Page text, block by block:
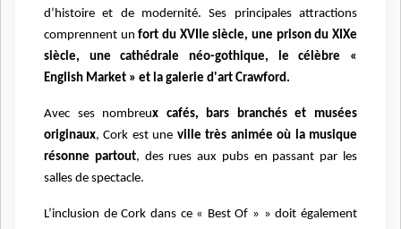
d’histoire et de modernité. Ses principales attractions
comprennent un fort du XVIIe siècle, une prison du XIXe
siècle, une cathédrale néo-gothique, le célèbre «
English Market » et la galerie d'art Crawford.
Avec ses nombreux cafés, bars branchés et musées
originaux, Cork est une ville très animée où la musique
résonne partout, des rues aux pubs en passant par les
salles de spectacle.
L’inclusion de Cork dans ce « Best Of » » doit également